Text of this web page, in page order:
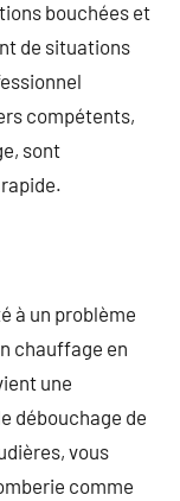
bouchées et
de situations
compétents,
sont
à un problème
chauffage en
une
débouchage de
vous
comme